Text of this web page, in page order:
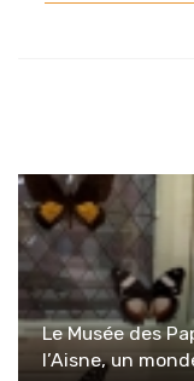
in
Le Musée des
l’Aisne, un